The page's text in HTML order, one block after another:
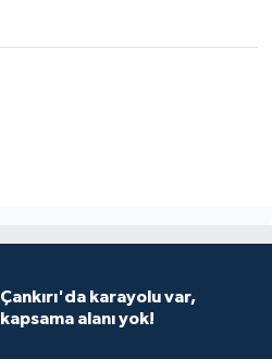
Çankırı'da karayolu var,
kapsama alanı yok!